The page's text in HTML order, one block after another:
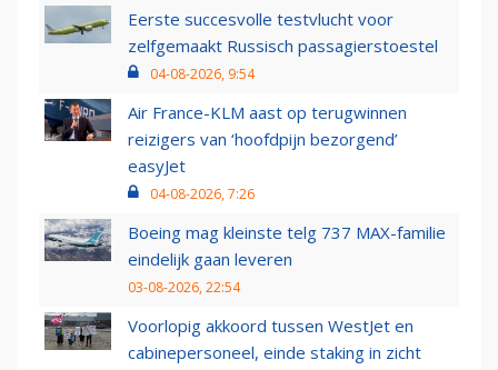
Eerste succesvolle testvlucht voor
zelfgemaakt Russisch passagierstoestel
04-08-2026, 9:54
Air France-KLM aast op terugwinnen
reizigers van ‘hoofdpijn bezorgend’
easyJet
04-08-2026, 7:26
Boeing mag kleinste telg 737 MAX-familie
eindelijk gaan leveren
03-08-2026, 22:54
Voorlopig akkoord tussen WestJet en
cabinepersoneel, einde staking in zicht